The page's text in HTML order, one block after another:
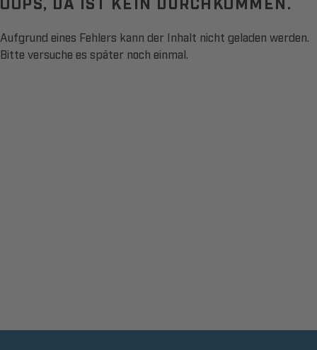
Aufgrund eines Fehlers kann der Inhalt nicht geladen werden.
Bitte versuche es später noch einmal.